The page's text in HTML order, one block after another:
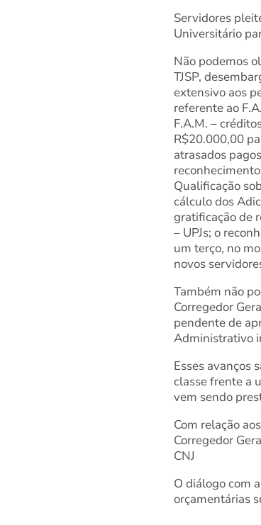
Servidores
Universitário
Não podemos
TJSP,
extensivo aos
referente ao
F.A.M. –
R$20.000,00
atrasados
Qualificação
cálculo dos
gratificação de
– UPJs; o
um terço, no
novos
Também não
Corregedor
pendente de
Administrativo
Esses avanços
classe frente a
vem sendo
Com relação
Corregedor
CNJ
⁠O diálogo com
orçamentárias